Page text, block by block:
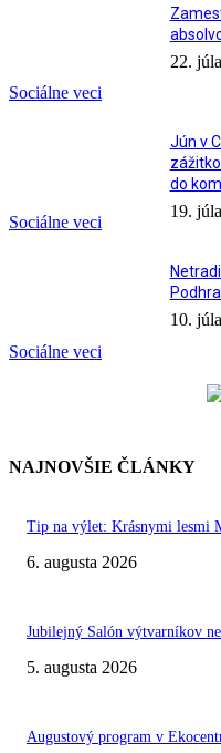
Sociálne veci
22.
Sociálne veci
Jún v
do
19.
Sociálne veci
10.
NAJNOVŠIE ČLÁNKY
Tip na výlet: Krásnymi lesmi
6. augusta 2026
Jubilejný Salón výtvarníkov
5. augusta 2026
Augustový program v